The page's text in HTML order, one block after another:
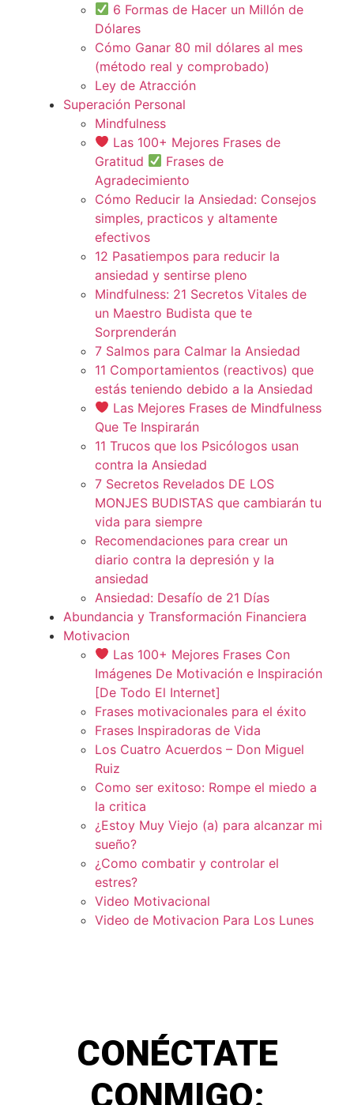
6 Formas de Hacer un Millón de
Dólares
Cómo Ganar 80 mil dólares al mes
(método real y comprobado)
Ley de Atracción
Superación Personal
Mindfulness
Las 100+ Mejores Frases de
Gratitud
Frases de
Agradecimiento
Cómo Reducir la Ansiedad: Consejos
simples, practicos y altamente
efectivos
12 Pasatiempos para reducir la
ansiedad y sentirse pleno
Mindfulness: 21 Secretos Vitales de
un Maestro Budista que te
Sorprenderán
7 Salmos para Calmar la Ansiedad
11 Comportamientos (reactivos) que
estás teniendo debido a la Ansiedad
Las Mejores Frases de Mindfulness
Que Te Inspirarán
11 Trucos que los Psicólogos usan
contra la Ansiedad
7 Secretos Revelados DE LOS
MONJES BUDISTAS que cambiarán tu
vida para siempre
Recomendaciones para crear un
diario contra la depresión y la
ansiedad
Ansiedad: Desafío de 21 Días
Abundancia y Transformación Financiera
Motivacion
Las 100+ Mejores Frases Con
Imágenes De Motivación e Inspiración
[De Todo El Internet]
Frases motivacionales para el éxito
Frases Inspiradoras de Vida
Los Cuatro Acuerdos – Don Miguel
Ruiz
Como ser exitoso: Rompe el miedo a
la critica
¿Estoy Muy Viejo (a) para alcanzar mi
sueño?
¿Como combatir y controlar el
estres?
Video Motivacional
Video de Motivacion Para Los Lunes
CONÉCTATE
CONMIGO: